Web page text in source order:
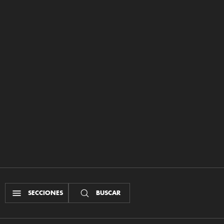
SECCIONES BUSCAR